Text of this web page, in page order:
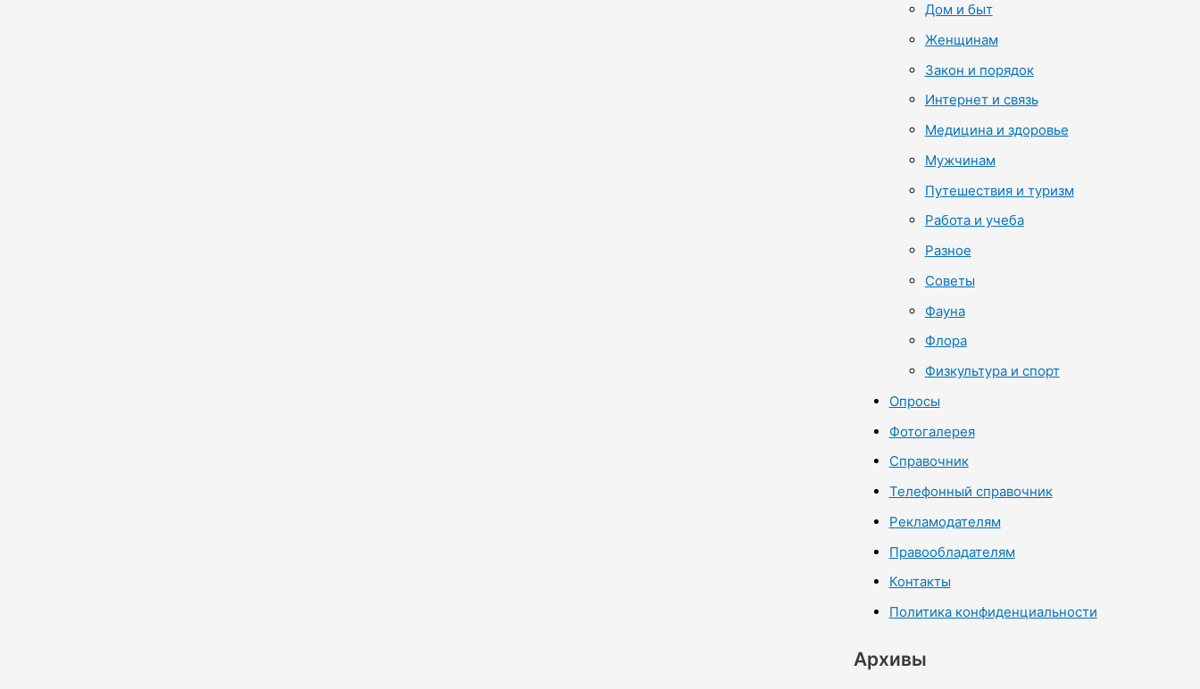
Дом и быт
Женщинам
Закон и порядок
Интернет и связь
Медицина и здоровье
Мужчинам
Путешествия и туризм
Работа и учеба
Разное
Советы
Фауна
Флора
Физкультура и спорт
Опросы
Фотогалерея
Справочник
Телефонный справочник
Рекламодателям
Правообладателям
Контакты
Политика конфиденциальности
Архивы